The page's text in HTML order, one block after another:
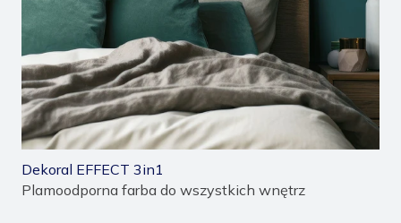
Dekoral EFFECT 3in1
Plamoodporna farba do wszystkich wnętrz